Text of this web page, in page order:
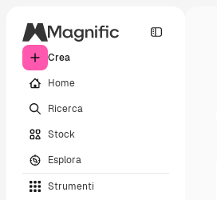
Crea
Home
Ricerca
Stock
Esplora
Strumenti